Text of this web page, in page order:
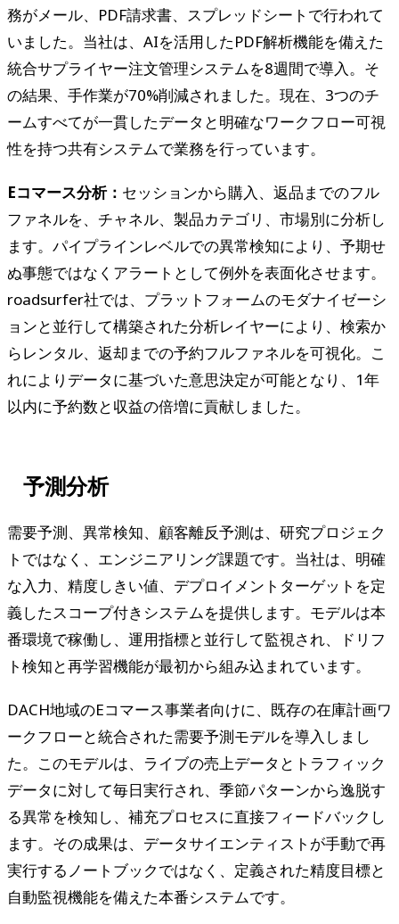
務がメール、PDF請求書、スプレッドシートで行われて
いました。当社は、AIを活用したPDF解析機能を備えた
統合サプライヤー注文管理システムを8週間で導入。そ
の結果、手作業が70%削減されました。現在、3つのチ
ームすべてが一貫したデータと明確なワークフロー可視
性を持つ共有システムで業務を行っています。
Eコマース分析： セッションから購入、返品までのフル
ファネルを、チャネル、製品カテゴリ、市場別に分析し
ます。パイプラインレベルでの異常検知により、予期せ
ぬ事態ではなくアラートとして例外を表面化させます。
roadsurfer社では、プラットフォームのモダナイゼーシ
ョンと並行して構築された分析レイヤーにより、検索か
らレンタル、返却までの予約フルファネルを可視化。こ
れによりデータに基づいた意思決定が可能となり、1年
以内に予約数と収益の倍増に貢献しました。
予測分析
需要予測、異常検知、顧客離反予測は、研究プロジェク
トではなく、エンジニアリング課題です。当社は、明確
な入力、精度しきい値、デプロイメントターゲットを定
義したスコープ付きシステムを提供します。モデルは本
番環境で稼働し、運用指標と並行して監視され、ドリフ
ト検知と再学習機能が最初から組み込まれています。
DACH地域のEコマース事業者向けに、既存の在庫計画ワ
ークフローと統合された需要予測モデルを導入しまし
た。このモデルは、ライブの売上データとトラフィック
データに対して毎日実行され、季節パターンから逸脱す
る異常を検知し、補充プロセスに直接フィードバックし
ます。その成果は、データサイエンティストが手動で再
実行するノートブックではなく、定義された精度目標と
自動監視機能を備えた本番システムです。